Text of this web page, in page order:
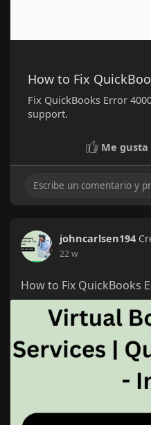
How to Fix
Fix QuickBooks Error
support.
Me gusta
johncarlsen194
22 w
How to Fix QuickBooks